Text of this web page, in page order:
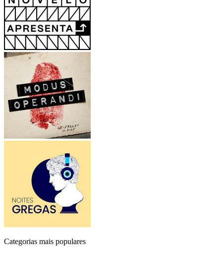
Categorias mais populares